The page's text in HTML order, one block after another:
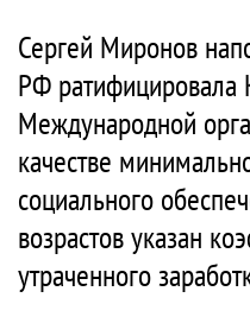
Сергей Миронов
РФ ратифицировала
Международной
качестве
социального
возрастов указан
утраченного